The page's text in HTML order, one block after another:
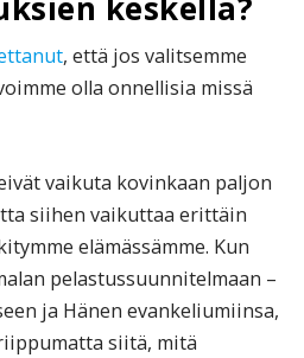
, että jos valitsemme
olla onnellisia missä
vaikuta kovinkaan paljon
siihen vaikuttaa erittäin
elämässämme. Kun
pelastussuunnitelmaan –
ja Hänen evankeliumiinsa,
siitä, mitä